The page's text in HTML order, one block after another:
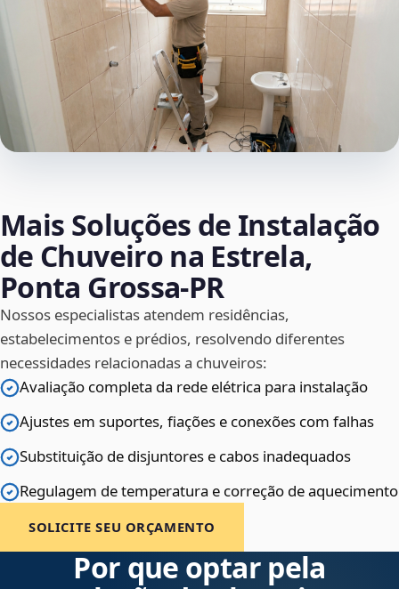
Mais Soluções de Instalação
de Chuveiro na Estrela,
Ponta Grossa‑PR
Nossos especialistas atendem residências,
estabelecimentos e prédios, resolvendo diferentes
necessidades relacionadas a chuveiros:
Avaliação completa da rede elétrica para instalação
Ajustes em suportes, fiações e conexões com falhas
Substituição de disjuntores e cabos inadequados
Regulagem de temperatura e correção de aquecimento
SOLICITE SEU ORÇAMENTO
Por que optar pela